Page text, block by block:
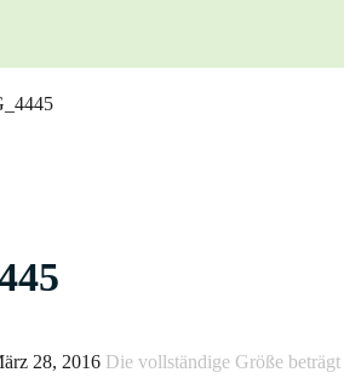
28, 2016 Die vollständige Größe beträgt